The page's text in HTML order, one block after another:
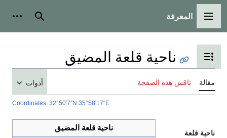
القائمة الرئيسية
المعرفة بحث
تبديل عرض جدول المحتويات
ناحية قلعة المضيق
مقالة ناقش هذه الصفحة أدوات
Coordinates: 32°50′7″N 35°58′17″E
ناحية قلعة المضيق
ناحية قلعة